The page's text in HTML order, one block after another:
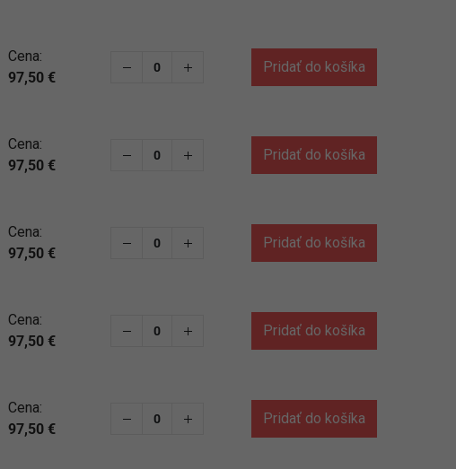
Cena:
97,50 €
Pridať do košíka
Cena:
97,50 €
Pridať do košíka
Cena:
97,50 €
Pridať do košíka
Cena:
97,50 €
Pridať do košíka
Cena:
97,50 €
Pridať do košíka